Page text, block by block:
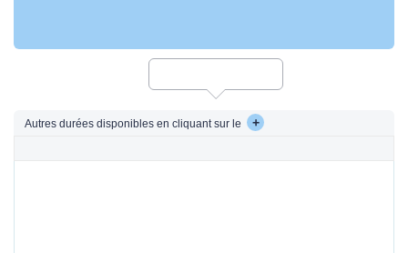
Autres durées disponibles en cliquant sur le +